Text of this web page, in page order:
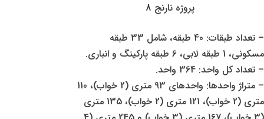
پروژه نارنج 8
– تعداد طبقات: 40 طبقه، شامل 33 طبقه
مسکونی، 1 طبقه لابی، 6 طبقه پارکینگ و انباری.
– تعداد کل واحد: 364 واحد.
– متراژ واحدها: واحدهای 93 متری (2 خواب)، 110
متری (2 خواب)، 121 متری (2 خواب)، 135 متری